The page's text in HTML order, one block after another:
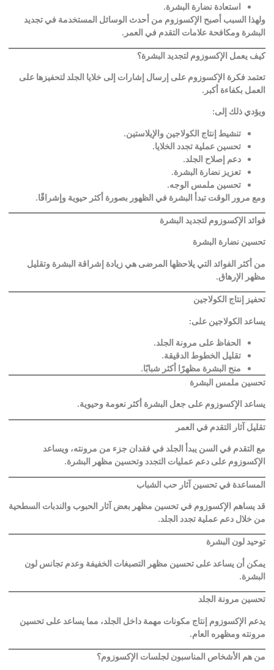
استعادة نضارة البشرة.
ولهذا السبب أصبح الإكسوزوم من أحدث الوسائل المستخدمة في تجديد
البشرة ومكافحة علامات التقدم في العمر .
كيف يعمل الإكسوزوم لتجديد البشرة؟
تعتمد فكرة الإكسوزوم على إرسال إشارات إلى خلايا الجلد لتحفيزها على
العمل بكفاءة أكبر .
ويؤدي ذلك إلى:
تنشيط إنتاج الكولاجين والإيلاستين.
تحسين عملية تجدد الخلايا.
دعم إصلاح الجلد.
تعزيز نضارة البشرة.
تحسين ملمس الوجه.
ومع مرور الوقت تبدأ البشرة في الظهور بصورة أكثر حيوية وإشراقًا.
فوائد الإكسوزوم لتجديد البشرة
تحسين نضارة البشرة
من أكثر الفوائد التي يلاحظها المرضى هي زيادة إشراقة البشرة وتقليل
مظهر الإرهاق.
تحفيز إنتاج الكولاجين
يساعد الكولاجين على:
الحفاظ على مرونة الجلد.
تقليل الخطوط الدقيقة.
منح البشرة مظهرًا أكثر شبابًا.
تحسين ملمس البشرة
يساعد الإكسوزوم على جعل البشرة أكثر نعومة وحيوية.
تقليل آثار التقدم في العمر
مع التقدم في السن يبدأ الجلد في فقدان جزء من مرونته، ويساعد
الإكسوزوم على دعم عمليات التجدد وتحسين مظهر البشرة.
المساعدة في تحسين آثار حب الشباب
قد يساهم الإكسوزوم في تحسين مظهر بعض آثار الحبوب والندبات السطحية
من خلال دعم عملية تجدد الجلد.
توحيد لون البشرة
يمكن أن يساعد على تحسين مظهر التصبغات الخفيفة وعدم تجانس لون
البشرة.
تحسين مرونة الجلد
يدعم الإكسوزوم إنتاج مكونات مهمة داخل الجلد، مما يساعد على تحسين
مرونته ومظهره العام.
من هم الأشخاص المناسبون لجلسات الإكسوزوم؟